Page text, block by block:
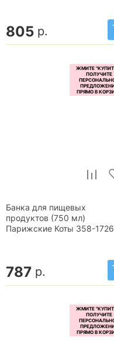
805 р.
Банка для пищевых
продуктов (750 мл)
Парижские Коты 358-1726
787 р.